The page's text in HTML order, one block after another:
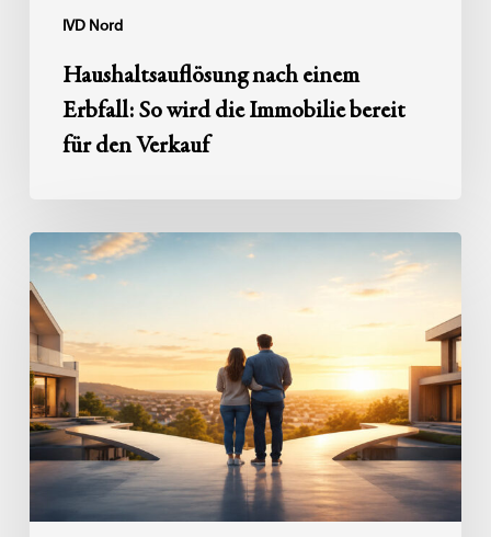
IVD Nord
Haushaltsauflösung nach einem
Erbfall: So wird die Immobilie bereit
für den Verkauf
Zwischen
zwei
Immobilien:
Erst
erwerben,
später
veräußern
–
Tipps
zur